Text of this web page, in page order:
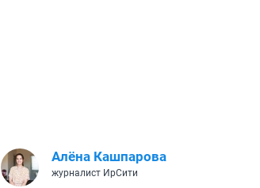
Алёна Кашпарова
журналист ИрСити